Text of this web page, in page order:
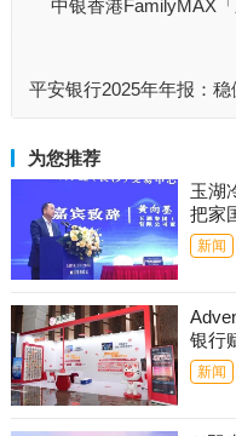
中银香港FamilyMAX
平安银行2025年年报：
为您推荐
玉湖
把家
新闻
银行
新闻